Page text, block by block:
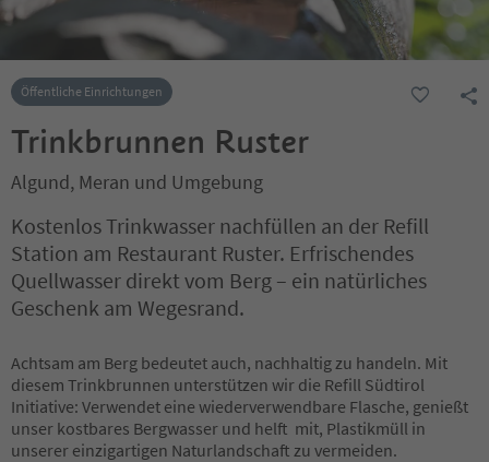
Öffentliche Einrichtungen
Trinkbrunnen Ruster
Algund, Meran und Umgebung
Kostenlos Trinkwasser nachfüllen an der Refill
Station am Restaurant Ruster. Erfrischendes
Quellwasser direkt vom Berg – ein natürliches
Geschenk am Wegesrand.
Achtsam am Berg bedeutet auch, nachhaltig zu handeln. Mit
diesem Trinkbrunnen unterstützen wir die Refill Südtirol
Initiative: Verwendet eine wiederverwendbare Flasche, genießt
unser kostbares Bergwasser und helft mit, Plastikmüll in
unserer einzigartigen Naturlandschaft zu vermeiden.